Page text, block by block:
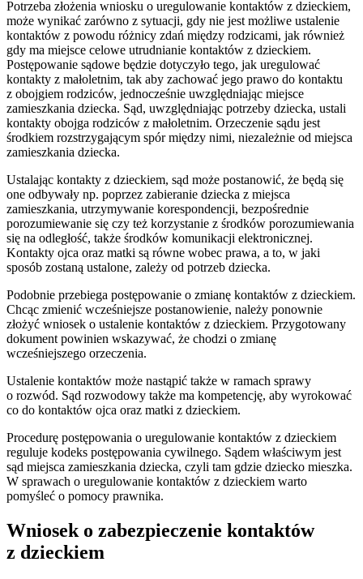
Potrzeba złożenia wniosku o uregulowanie kontaktów z dzieckiem,
może wynikać zarówno z sytuacji, gdy nie jest możliwe ustalenie
kontaktów z powodu różnicy zdań między rodzicami, jak również
gdy ma miejsce celowe utrudnianie kontaktów z dzieckiem.
Postępowanie sądowe będzie dotyczyło tego, jak uregulować
kontakty z małoletnim, tak aby zachować jego prawo do kontaktu
z obojgiem rodziców, jednocześnie uwzględniając miejsce
zamieszkania dziecka. Sąd, uwzględniając potrzeby dziecka, ustali
kontakty obojga rodziców z małoletnim. Orzeczenie sądu jest
środkiem rozstrzygającym spór między nimi, niezależnie od miejsca
zamieszkania dziecka.
Ustalając kontakty z dzieckiem, sąd może postanowić, że będą się
one odbywały np. poprzez zabieranie dziecka z miejsca
zamieszkania, utrzymywanie korespondencji, bezpośrednie
porozumiewanie się czy też korzystanie z środków porozumiewania
się na odległość, także środków komunikacji elektronicznej.
Kontakty ojca oraz matki są równe wobec prawa, a to, w jaki
sposób zostaną ustalone, zależy od potrzeb dziecka.
Podobnie przebiega postępowanie o zmianę kontaktów z dzieckiem.
Chcąc zmienić wcześniejsze postanowienie, należy ponownie
złożyć wniosek o ustalenie kontaktów z dzieckiem. Przygotowany
dokument powinien wskazywać, że chodzi o zmianę
wcześniejszego orzeczenia.
Ustalenie kontaktów może nastąpić także w ramach sprawy
o rozwód. Sąd rozwodowy także ma kompetencję, aby wyrokować
co do kontaktów ojca oraz matki z dzieckiem.
Procedurę postępowania o uregulowanie kontaktów z dzieckiem
reguluje kodeks postępowania cywilnego. Sądem właściwym jest
sąd miejsca zamieszkania dziecka, czyli tam gdzie dziecko mieszka.
W sprawach o uregulowanie kontaktów z dzieckiem warto
pomyśleć o pomocy prawnika.
Wniosek o zabezpieczenie kontaktów
z dzieckiem